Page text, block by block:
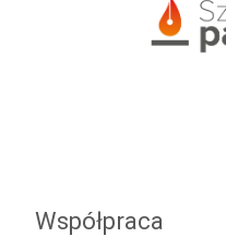
Współpraca